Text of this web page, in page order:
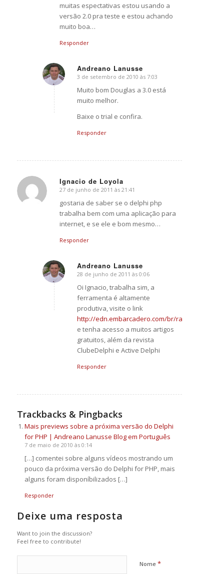
muitas espectativas estou usando a
versão 2.0 pra teste e estou achando
muito boa…
Responder
Andreano Lanusse
says:
3 de setembro de 2010 às 7:03
Muito bom Douglas a 3.0 está
muito melhor.
Baixe o trial e confira.
Responder
Ignacio de Loyola
says:
27 de junho de 2011 às 21:41
gostaria de saber se o delphi php
trabalha bem com uma aplicação para
internet, e se ele e bom mesmo…
Responder
Andreano Lanusse
says:
28 de junho de 2011 às 0:06
Oi Ignacio, trabalha sim, a
ferramenta é altamente
produtiva, visite o link
http://edn.embarcadero.com/br/radphp
e tenha acesso a muitos artigos
gratuitos, além da revista
ClubeDelphi e Active Delphi
Responder
Trackbacks & Pingbacks
Mais previews sobre a próxima versão do Delphi
for PHP | Andreano Lanusse Blog em Português
7 de maio de 2010 às 0:14
[…] comentei sobre alguns vídeos mostrando um
pouco da próxima versão do Delphi for PHP, mais
alguns foram disponíbilizados […]
Responder
Deixe uma resposta
Want to join the discussion?
Feel free to contribute!
Nome *